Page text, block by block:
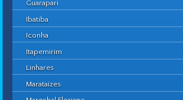
Guarapari
Ibatiba
Iconha
Itapemirim
Linhares
Marataízes